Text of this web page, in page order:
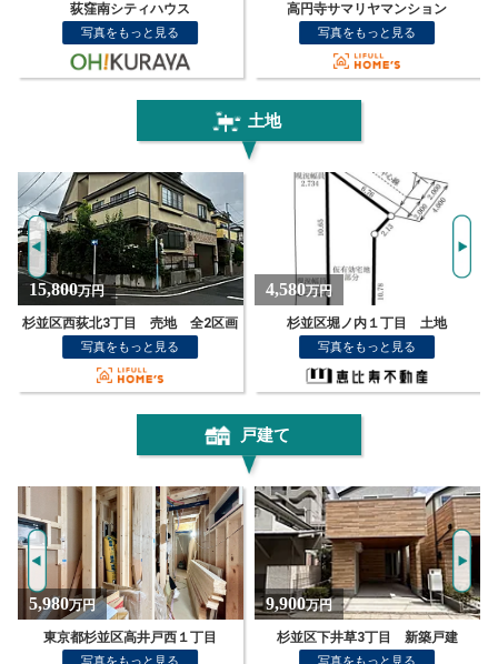
高円寺サマリヤマンション
写真をもっと見る
ユニーブル荻窪 2階
写真をもっと見る
土地
4,580万円
杉並区堀ノ内１丁目 土地
写真をもっと見る
7,900万円
杉並区阿佐谷北1丁目
写真をもっと見る
戸建て
9,900万円
杉並区下井草3丁目 新築戸建
13,480万円
杉並区宮前5丁目